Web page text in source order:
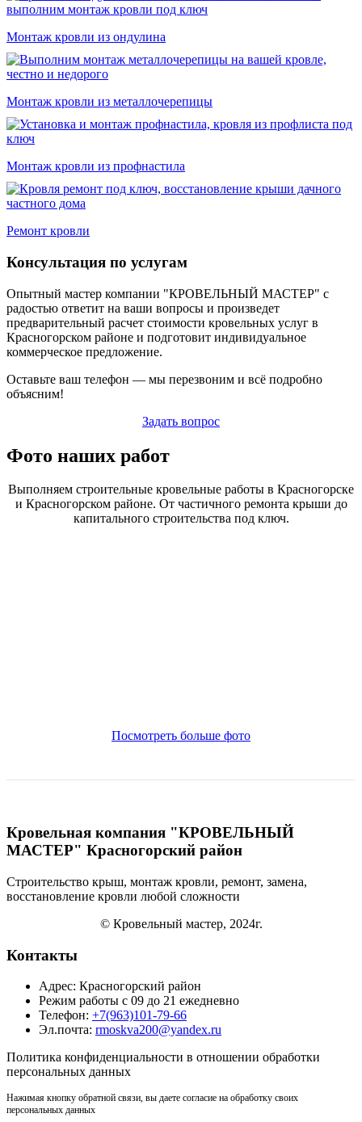
Монтаж кровли из ондулина
Монтаж кровли из металлочерепицы
Монтаж кровли из профнастила
Ремонт кровли
Консультация по услугам
Опытный мастер компании "КРОВЕЛЬНЫЙ МАСТЕР" с
радостью ответит на ваши вопросы и произведет
предварительный расчет стоимости кровельных услуг в
Красногорском районе и подготовит индивидуальное
коммерческое предложение.
Оставьте ваш телефон — мы перезвоним и всё подробно
объясним!
Задать вопрос
Фото наших работ
Выполняем строительные кровельные работы в Красногорске
и Красногорском районе. От частичного ремонта крыши до
капитального строительства под ключ.
Посмотреть больше фото
Кровельная компания "КРОВЕЛЬНЫЙ
МАСТЕР" Красногорский район
Строительство крыш, монтаж кровли, ремонт, замена,
восстановление кровли любой сложности
© Кровельный мастер, 2024г.
Контакты
Адрес: Красногорский район
Режим работы с 09 до 21 ежедневно
Телефон: +7(963)101-79-66
Эл.почта: rmoskva200@yandex.ru
Политика конфиденциальности в отношении обработки
персональных данных
Нажимая кнопку обратной связи, вы даете согласие на обработку своих
персональных данных